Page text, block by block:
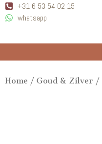
+31 6 53 54 02 15
whatsapp
Home / Goud & Zilver /